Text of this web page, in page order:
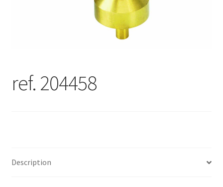
ref. 204458
Description